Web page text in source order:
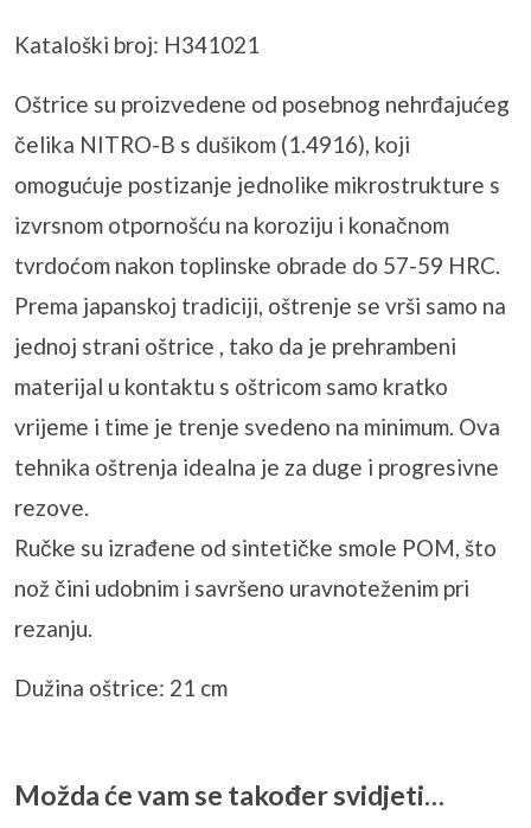
Kataloški broj: H341021
Oštrice su proizvedene od posebnog nehrđajućeg
čelika NITRO-B s dušikom (1.4916), koji
omogućuje postizanje jednolike mikrostrukture s
izvrsnom otpornošću na koroziju i konačnom
tvrdoćom nakon toplinske obrade do 57-59 HRC.
Prema japanskoj tradiciji, oštrenje se vrši samo na
jednoj strani oštrice , tako da je prehrambeni
materijal u kontaktu s oštricom samo kratko
vrijeme i time je trenje svedeno na minimum. Ova
tehnika oštrenja idealna je za duge i progresivne
rezove.
Ručke su izrađene od sintetičke smole POM, što
nož čini udobnim i savršeno uravnoteženim pri
rezanju.
Dužina oštrice: 21 cm
Možda će vam se također svidjeti…